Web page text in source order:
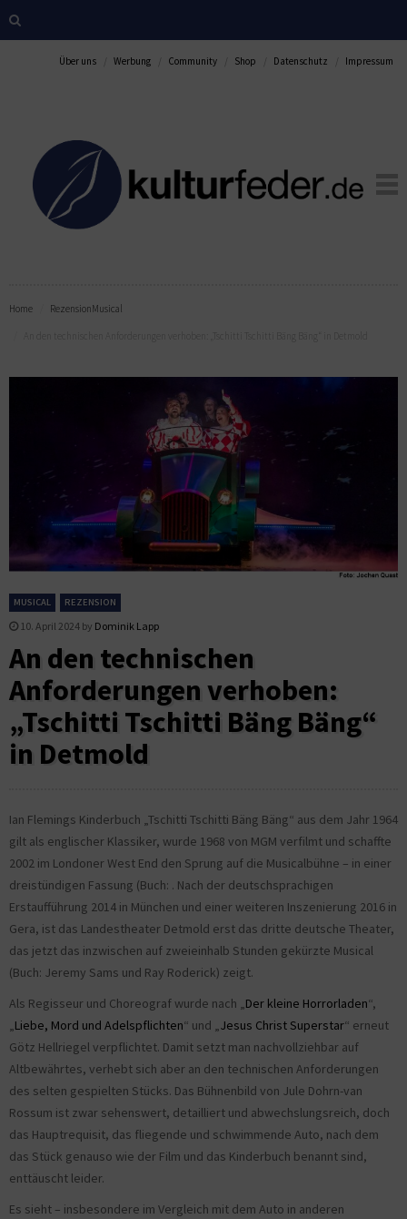
Über uns Werbung Community Shop Datenschutz Impressum
Home RezensionMusical
An den technischen Anforderungen verhoben: „Tschitti Tschitti Bäng Bäng“ in Detmold
MUSICAL REZENSION
10. April 2024 by Dominik Lapp
An den technischen
Anforderungen verhoben:
„Tschitti Tschitti Bäng Bäng“
in Detmold
Ian Flemings Kinderbuch „Tschitti Tschitti Bäng Bäng“ aus dem Jahr 1964
gilt als englischer Klassiker, wurde 1968 von MGM verfilmt und schaffte
2002 im Londoner West End den Sprung auf die Musicalbühne – in einer
dreistündigen Fassung (Buch: . Nach der deutschsprachigen
Erstaufführung 2014 in München und einer weiteren Inszenierung 2016 in
Gera, ist das Landestheater Detmold erst das dritte deutsche Theater,
das jetzt das inzwischen auf zweieinhalb Stunden gekürzte Musical
(Buch: Jeremy Sams und Ray Roderick) zeigt.
Als Regisseur und Choreograf wurde nach „Der kleine Horrorladen“,
„Liebe, Mord und Adelspflichten“ und „Jesus Christ Superstar“ erneut
Götz Hellriegel verpflichtet. Damit setzt man nachvollziehbar auf
Altbewährtes, verhebt sich aber an den technischen Anforderungen
des selten gespielten Stücks. Das Bühnenbild von Jule Dohrn-van
Rossum ist zwar sehenswert, detailliert und abwechslungsreich, doch
das Hauptrequisit, das fliegende und schwimmende Auto, nach dem
das Stück genauso wie der Film und das Kinderbuch benannt sind,
enttäuscht leider.
Es sieht – insbesondere im Vergleich mit dem Auto in anderen